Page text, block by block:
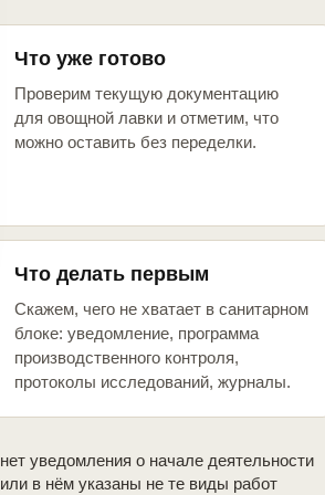
Что уже готово
Проверим текущую документацию
для овощной лавки и отметим, что
можно оставить без переделки.
Что делать первым
Скажем, чего не хватает в санитарном
блоке: уведомление, программа
производственного контроля,
протоколы исследований, журналы.
нет уведомления о начале деятельности
или в нём указаны не те виды работ